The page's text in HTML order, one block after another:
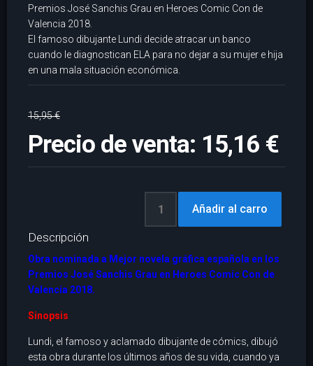
Premios José Sanchis Grau en Heroes Comic Con de
Valencia 2018.
El famoso dibujante Lundi decide atracar un banco
cuando le diagnostican ELA para no dejar a su mujer e hija
en una mala situación económica.
15,95 €
Precio de venta: 15,16 €
Descripción
Obra nominada a Mejor novela gráfica española en los
Premios José Sanchis Grau en Heroes Comic Con de
Valencia 2018.
Sinopsis
Lundi, el famoso y aclamado dibujante de cómics, dibujó
esta obra durante los últimos años de su vida, cuando ya